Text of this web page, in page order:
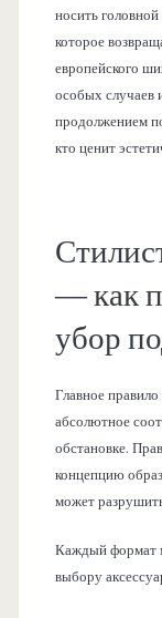
носить
которое
европейского
особых случаев
продолжением
кто ценит
— как
убор
Главное
абсолютное
обстановке.
концепцию
может
Каждый формат
выбору